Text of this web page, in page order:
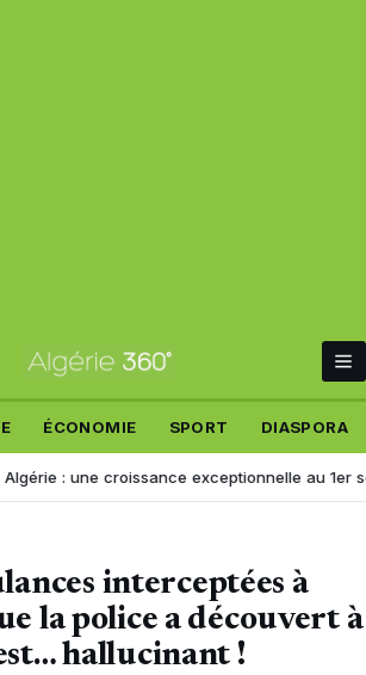
ÉCONOMIE SPORT DIASPORA
croissance exceptionnelle au 1er
interceptées à
la police a découvert à
hallucinant !